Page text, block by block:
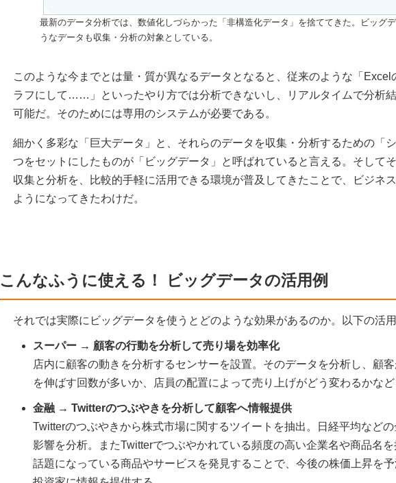
最新のデータ分析では、数値化しづらかった「非構造化データ」を捨ててきた。ビッグ
うなデータも収集・分析の対象としている。
このような今までとは量・質が異なるデータとなると、従来のような「Excel
ラフにして……」といったやり方では分析できないし、リアルタイムで分析
可能だ。そのためには専用のシステムが必要である。
細かく多彩な「巨大データ」と、それらのデータを収集・分析するための「
つをセットにしたものが「ビッグデータ」と呼ばれていると言える。そして
収集と分析を、比較的手軽に活用できる環境が普及してきたことで、ビジネ
ようになってきたわけだ。
こんなふうに使える！ ビッグデータの活用例
それでは実際にビッグデータを使うとどのような効果があるのか。以下の活用
スーパー → 顧客の行動を分析して売り場を効率化
店内に顧客の動きを分析するセンサーを設置。そのデータを分析し、顧
を伸ばす回数が多いか、店員の配置によって売り上げがどう変わるかなど
金融 → Twitterのつぶやきを分析して顧客へ情報提供
Twitterのつぶやきから株式市場に関するツイートを抽出。日経平均など
影響を分析。またTwitterでつぶやかれている頻度の高い企業名や商品名
話題になっている商品やサービスを発見することで、今後の株価上昇を